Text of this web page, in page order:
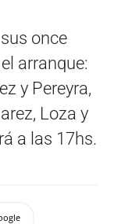
once
arranque:
y Pereyra,
Loza y
a las 17hs.